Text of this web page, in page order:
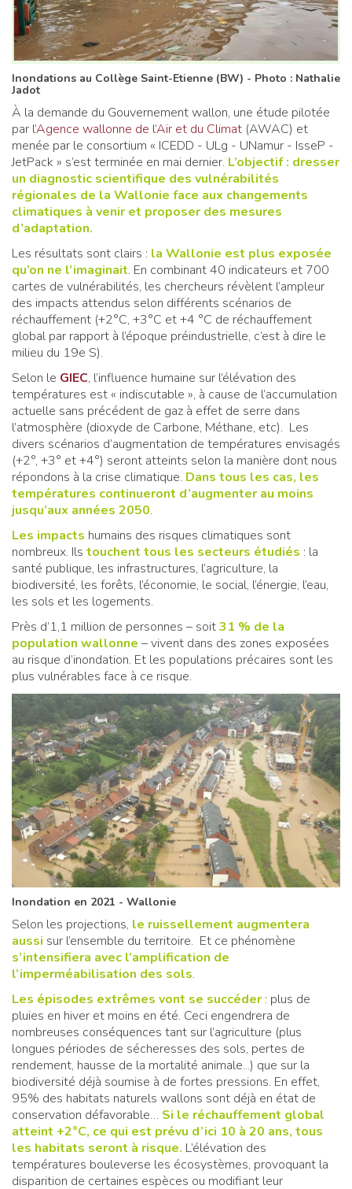
Inondations au Collège Saint-Etienne (BW) - Photo : Nathalie
Jadot​​​
À la demande du Gouvernement wallon, une étude pilotée
par l’Agence wallonne de l’Air et du Climat (AWAC) et
menée par le consortium « ICEDD - ULg - UNamur - IsseP -
JetPack » s’est terminée en mai dernier. L’objectif : dresser
un diagnostic scientifique des vulnérabilités
régionales de la Wallonie face aux changements
climatiques à venir et proposer des mesures
d’adaptation.
Les résultats sont clairs : la Wallonie est plus exposée
qu’on ne l’imaginait. En combinant 40 indicateurs et 700
cartes de vulnérabilités, les chercheurs révèlent l’ampleur
des impacts attendus selon différents scénarios de
réchauffement (+2°C, +3°C et +4 °C de réchauffement
global par rapport à l’époque préindustrielle, c’est à dire le
milieu du 19e S).
Selon le GIEC, l’influence humaine sur l’élévation des
températures est « indiscutable », à cause de l’accumulation
actuelle sans précédent de gaz à effet de serre dans
l’atmosphère (dioxyde de Carbone, Méthane, etc). Les
divers scénarios d’augmentation de températures envisagés
(+2°, +3° et +4°) seront atteints selon la manière dont nous
répondons à la crise climatique. Dans tous les cas, les
températures continueront d’augmenter au moins
jusqu’aux années 2050.
Les impacts humains des risques climatiques sont
nombreux. Ils touchent tous les secteurs étudiés : la
santé publique, les infrastructures, l’agriculture, la
biodiversité, les forêts, l’économie, le social, l’énergie, l’eau,
les sols et les logements.
Près d’1,1 million de personnes – soit31 % de la
population wallonne – vivent dans des zones exposées
au risque d’inondation. Et les populations précaires sont les
plus vulnérables face à ce risque.
Inondation en 2021 - Wallonie
Selon les projections, le ruissellement augmentera
aussi sur l’ensemble du territoire. Et ce phénomène
s’intensifiera avec l’amplification de
l’imperméabilisation des sols.
Les épisodes extrêmes vont se succéder : plus de
pluies en hiver et moins en été. Ceci engendrera de
nombreuses conséquences tant sur l’agriculture (plus
longues périodes de sécheresses des sols, pertes de
rendement, hausse de la mortalité animale...) que sur la
biodiversité déjà soumise à de fortes pressions. En effet,
95% des habitats naturels wallons sont déjà en état de
conservation défavorable… Si le réchauffement global
atteint +2°C, ce qui est prévu d’ici 10 à 20 ans, tous
les habitats seront à risque. L’élévation des
températures bouleverse les écosystèmes, provoquant la
disparition de certaines espèces ou modifiant leur